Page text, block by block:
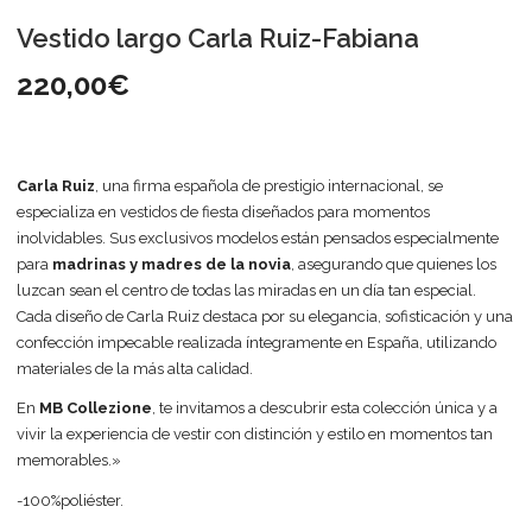
Vestido largo Carla Ruiz-Fabiana
220,00€
Carla Ruiz , una firma española de prestigio internacional, se
especializa en vestidos de fiesta diseñados para momentos
inolvidables. Sus exclusivos modelos están pensados especialmente
para madrinas y madres de la novia , asegurando que quienes los
luzcan sean el centro de todas las miradas en un día tan especial.
Cada diseño de Carla Ruiz destaca por su elegancia, sofisticación y una
confección impecable realizada íntegramente en España, utilizando
materiales de la más alta calidad.
En MB Collezione, te invitamos a descubrir esta colección única y a
vivir la experiencia de vestir con distinción y estilo en momentos tan
memorables.»
-100%poliéster.